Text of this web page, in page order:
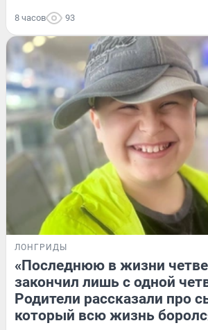
8 часов 93
ЛОНГРИДЫ
«Последнюю в жизни
закончил лишь с одной
Родители рассказали про
который всю жизнь